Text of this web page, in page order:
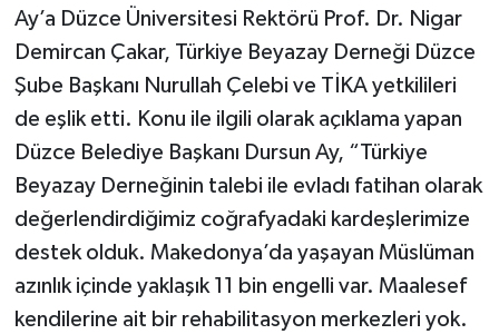
Ay’a Düzce Üniversitesi Rektörü Prof. Dr. Nigar
Demircan Çakar, Türkiye Beyazay Derneği Düzce
Şube Başkanı Nurullah Çelebi ve TİKA yetkilileri
de eşlik etti. Konu ile ilgili olarak açıklama yapan
Düzce Belediye Başkanı Dursun Ay, “Türkiye
Beyazay Derneğinin talebi ile evladı fatihan olarak
değerlendirdiğimiz coğrafyadaki kardeşlerimize
destek olduk. Makedonya’da yaşayan Müslüman
azınlık içinde yaklaşık 11 bin engelli var. Maalesef
kendilerine ait bir rehabilitasyon merkezleri yok.